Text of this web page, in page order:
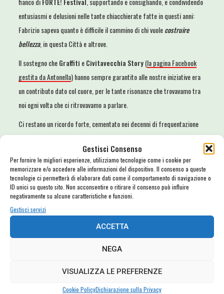
Gestisci Consenso
Per fornire le migliori esperienze, utilizziamo tecnologie come i cookie per
memorizzare e/o accedere alle informazioni del dispositivo. Il consenso a queste
tecnologie ci permetterà di elaborare dati come il comportamento di navigazione o
ID unici su questo sito. Non acconsentire o ritirare il consenso può influire
negativamente su alcune caratteristiche e funzioni.
Gestisci servizi
ACCETTA
NEGA
VISUALIZZA LE PREFERENZE
Cookie PolicyDichiarazione sulla Privacy
entusiasmi e delusioni nelle tante chiacchierate fatte in questi anni:
Fabrizio sapeva quanto è difficile il cammino di chi vuolecostruire
bellezza, in questa Città e altrove.
Il sostegno cheGraffiti eCivitavecchia Story(la pagina Facebook
gestita da Antonella) hanno sempre garantito alle nostre iniziative era
un contributo dato col cuore, per le tante risonanze che trovavamo tra
noi ogni volta che ci ritrovavamo a parlare.
Ci restano un ricordo forte, cementato nei decenni di frequentazione
(…perché tantissime delle cornici dei quadri che abbiamo appeso in
casa negli ultimi 30 anni sono creazioni artigianali di
anche la consapevolezza del fatto che il percorso fatto insieme non si
interromperà, perchélo spirito continua
Un abbraccio da tutti noi adAntonella: e un ultimo grazie di cuore a
Fabrizio.
No related posts.